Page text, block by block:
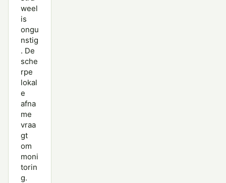
weel
is
ongu
nstig
. De
sche
rpe
lokal
e
afna
me
vraa
gt
om
moni
torin
g.